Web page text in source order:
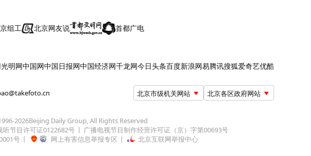
组工 北京网友说 首都广电
光明网中国网中国日报网中国经济网千龙网今日头条百度新浪网易腾讯搜狐爱奇艺优酷
北京市级机关网站 北京各区政府网站
2026Beijing Daily Group, All Rights Reserved
听节目许可证0122682号
广播电视节目制作经营许可证（京）字第00693号
号 网上有害信息举报专区 北京互联网举报中心